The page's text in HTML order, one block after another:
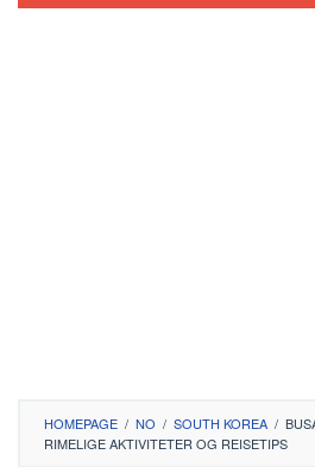
HOMEPAGE / NO / SOUTH KOREA /
RIMELIGE AKTIVITETER OG REISETIPS